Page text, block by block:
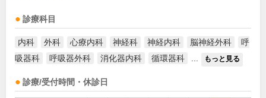
診療科目
内科 外科 心療内科 神経科 神経内科 脳神経外科
呼
吸器科
呼吸器外科 消化器内科 循環器科 もっと見る
診療/受付時間・休診日